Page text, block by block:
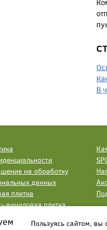
В
на обработку
данных
плитка
виниловая плитка
Пользуясь сайтом, вы